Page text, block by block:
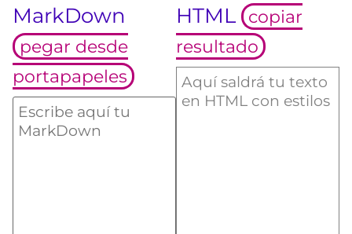
MarkDown
pegar desde
portapapeles
HTML
copiar
resultado